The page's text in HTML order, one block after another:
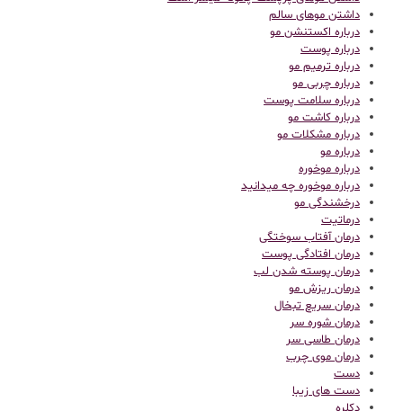
داشتن موهای سالم
درباره اکستنشن مو
درباره پوست
درباره ترمیم مو
درباره چربی مو
درباره سلامت پوست
درباره کاشت مو
درباره مشکلات مو
درباره مو
درباره موخوره
درباره موخوره چه میدانید
درخشندگی مو
درماتیت
درمان آفتاب سوختگی
درمان افتادگی پوست
درمان پوسته شدن لب
درمان ریزش مو
درمان سریع تبخال
درمان شوره سر
درمان طاسی سر
درمان موی چرب
دست
دست های زیبا